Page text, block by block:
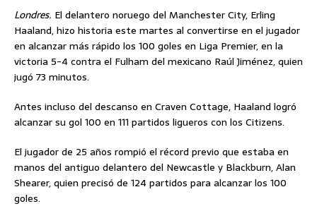
Londres. El delantero noruego del Manchester City, Erling
Haaland, hizo historia este martes al convertirse en el jugador
en alcanzar más rápido los 100 goles en Liga Premier, en la
victoria 5-4 contra el Fulham del mexicano Raúl Jiménez, quien
jugó 73 minutos.
Antes incluso del descanso en Craven Cottage, Haaland logró
alcanzar su gol 100 en 111 partidos ligueros con los Citizens.
El jugador de 25 años rompió el récord previo que estaba en
manos del antiguo delantero del Newcastle y Blackburn, Alan
Shearer, quien precisó de 124 partidos para alcanzar los 100
goles.